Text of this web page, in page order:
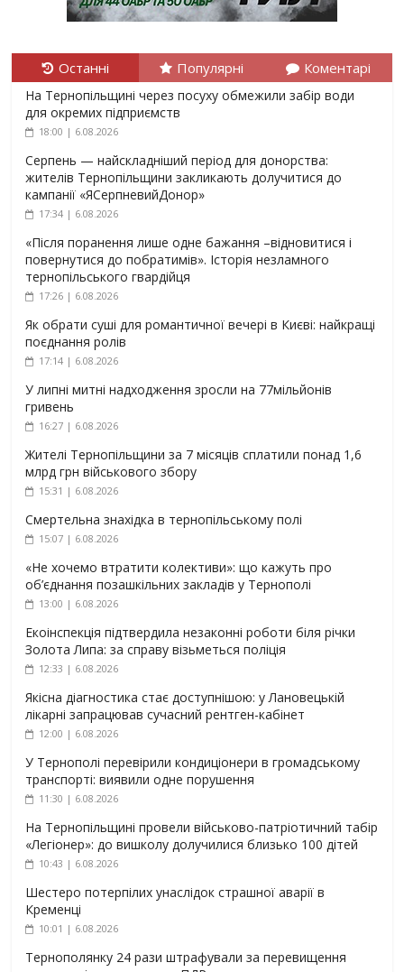
Останні Популярні Коментарі
На Тернопільщині через посуху обмежили забір води
для окремих підприємств
18:00 | 6.08.2026
Серпень — найскладніший період для донорства:
жителів Тернопільщини закликають долучитися до
кампанії «ЯСерпневийДонор»
17:34 | 6.08.2026
«Після поранення лише одне бажання –відновитися і
повернутися до побратимів». Історія незламного
тернопільського гвардійця
17:26 | 6.08.2026
Як обрати суші для романтичної вечері в Києві: найкращі
поєднання ролів
17:14 | 6.08.2026
У липні митні надходження зросли на 77мільйонів
гривень
16:27 | 6.08.2026
Жителі Тернопільщини за 7 місяців сплатили понад 1,6
млрд грн військового збору
15:31 | 6.08.2026
Смертельна знахідка в тернопільському полі
15:07 | 6.08.2026
«Не хочемо втратити колективи»: що кажуть про
об’єднання позашкільних закладів у Тернополі
13:00 | 6.08.2026
Екоінспекція підтвердила незаконні роботи біля річки
Золота Липа: за справу візьметься поліція
12:33 | 6.08.2026
Якісна діагностика стає доступнішою: у Лановецькій
лікарні запрацював сучасний рентген-кабінет
12:00 | 6.08.2026
У Тернополі перевірили кондиціонери в громадському
транспорті: виявили одне порушення
11:30 | 6.08.2026
На Тернопільщині провели військово-патріотичний табір
«Легіонер»: до вишколу долучилися близько 100 дітей
10:43 | 6.08.2026
Шестеро потерпілих унаслідок страшної аварії в
Кременці
10:01 | 6.08.2026
Тернополянку 24 рази штрафували за перевищення